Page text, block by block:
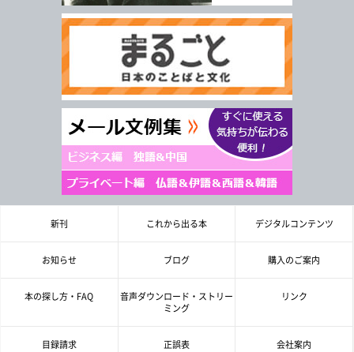
レベル
年 月
年
978-4-384- *
付加情報
Google 立ち読み
新刊 これから出る本 デジタルコンテンツ
お知らせ ブログ 購入のご案内
本の探し方・FAQ
音声ダウンロード・ストリー
ミング
リンク
目録請求 正誤表 会社案内